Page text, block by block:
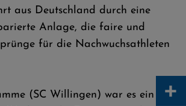
aus Deutschland durch eine
Anlage, die faire und
für die Nachwuchsathleten
(SC Willingen) war es ein
+